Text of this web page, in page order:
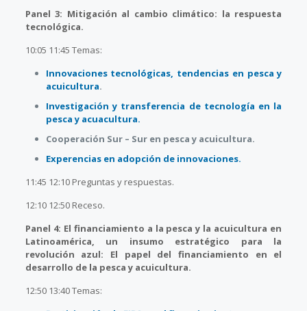
Panel 3: Mitigación al cambio climático: la respuesta
tecnológica.
10:05 11:45 Temas:
Innovaciones tecnológicas, tendencias en pesca y
acuicultura.
Investigación y transferencia de tecnología en la
pesca y acuacultura.
Cooperación Sur – Sur en pesca y acuicultura.
Experencias en adopción de innovaciones.
11:45 12:10 Preguntas y respuestas.
12:10 12:50 Receso.
Panel 4: El financiamiento a la pesca y la acuicultura en
Latinoamérica, un insumo estratégico para la
revolución azul: El papel del financiamiento en el
desarrollo de la pesca y acuicultura.
12:50 13:40 Temas: